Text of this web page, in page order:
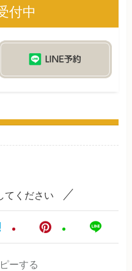
付中
てください
ーする